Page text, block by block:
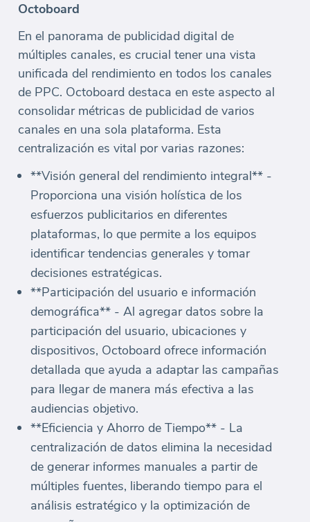
Octoboard
En el panorama de publicidad digital de
múltiples canales, es crucial tener una vista
unificada del rendimiento en todos los canales
de PPC. Octoboard destaca en este aspecto al
consolidar métricas de publicidad de varios
canales en una sola plataforma. Esta
centralización es vital por varias razones:
**Visión general del rendimiento integral** -
Proporciona una visión holística de los
esfuerzos publicitarios en diferentes
plataformas, lo que permite a los equipos
identificar tendencias generales y tomar
decisiones estratégicas.
**Participación del usuario e información
demográfica** - Al agregar datos sobre la
participación del usuario, ubicaciones y
dispositivos, Octoboard ofrece información
detallada que ayuda a adaptar las campañas
para llegar de manera más efectiva a las
audiencias objetivo.
**Eficiencia y Ahorro de Tiempo** - La
centralización de datos elimina la necesidad
de generar informes manuales a partir de
múltiples fuentes, liberando tiempo para el
análisis estratégico y la optimización de